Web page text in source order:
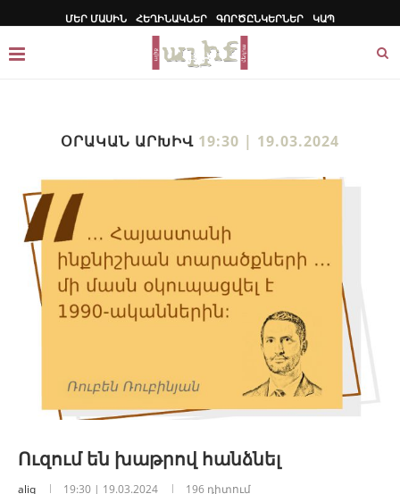
ՄԵՐ ՄԱՍԻՆ ՀԵՂԻՆԱԿՆԵՐ ԳՈՐԾԸՆԿԵՐՆԵՐ ԿԱՊ
ՕՐԱԿԱՆ ԱՐԽԻՎ 19:30 | 19.03.2024
Ուզում են խաթրով հանձնել
aliq 19:30 | 19.03.2024 196 դիտում